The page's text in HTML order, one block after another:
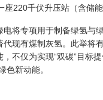
座220千伏升压站（含储
专项用于制备绿氢与
现有煤制灰氢。此举将
不仅为实现“双碳”目标
色新动能。